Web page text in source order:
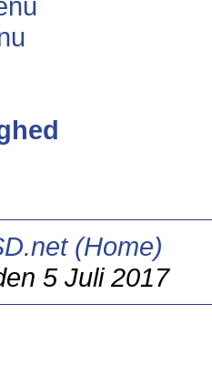
(Home)
5 Juli 2017